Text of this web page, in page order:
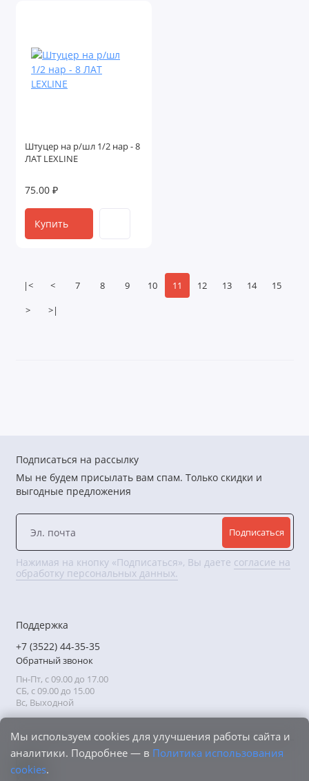
Штуцер на р/шл 1/2 нар - 8
ЛАТ LEXLINE
75.00 ₽
Купить
|< < 7 8 9 10 11 12 13 14 15
> >|
Мы используем cookies для улучшения работы сайта и
аналитики. Подробнее — в Политика использования
cookies.
Подписаться на рассылку
Мы не будем присылать вам спам. Только скидки и
выгодные предложения
Подписаться
Нажимая на кнопку «Подписаться», Вы даете согласие на
обработку персональных данных.
Поддержка
+7 (3522) 44-35-35
Обратный звонок
Пн-Пт, с 09.00 до 17.00
СБ, с 09.00 до 15.00
Вс, Выходной